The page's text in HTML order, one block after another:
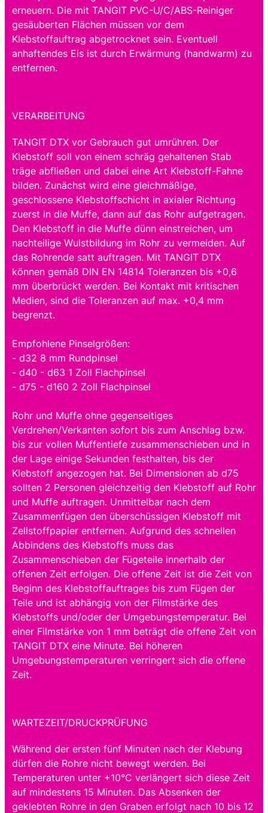
erneuern. Die mit TANGIT PVC-U/C/ABS-Reiniger
gesäuberten Flächen müssen vor dem
Klebstoffauftrag abgetrocknet sein. Eventuell
anhaftendes Eis ist durch Erwärmung (handwarm) zu
entfernen.
VERARBEITUNG
TANGIT DTX vor Gebrauch gut umrühren. Der
Klebstoff soll von einem schräg gehaltenen Stab
träge abfließen und dabei eine Art Klebstoff-Fahne
bilden. Zunächst wird eine gleichmäßige,
geschlossene Klebstoffschicht in axialer Richtung
zuerst in die Muffe, dann auf das Rohr aufgetragen.
Den Klebstoff in die Muffe dünn einstreichen, um
nachteilige Wulstbildung im Rohr zu vermeiden. Auf
das Rohrende satt auftragen. Mit TANGIT DTX
können gemäß DIN EN 14814 Toleranzen bis +0,6
mm überbrückt werden. Bei Kontakt mit kritischen
Medien, sind die Toleranzen auf max. +0,4 mm
begrenzt.
Empfohlene Pinselgrößen:
- d32 8 mm Rundpinsel
- d40 - d63 1 Zoll Flachpinsel
- d75 - d160 2 Zoll Flachpinsel
Rohr und Muffe ohne gegenseitiges
Verdrehen/Verkanten sofort bis zum Anschlag bzw.
bis zur vollen Muffentiefe zusammenschieben und in
der Lage einige Sekunden festhalten, bis der
Klebstoff angezogen hat. Bei Dimensionen ab d75
sollten 2 Personen gleichzeitig den Klebstoff auf Rohr
und Muffe auftragen. Unmittelbar nach dem
Zusammenfügen den überschüssigen Klebstoff mit
Zellstoffpapier entfernen. Aufgrund des schnellen
Abbindens des Klebstoffs muss das
Zusammenschieben der Fügeteile innerhalb der
offenen Zeit erfolgen. Die offene Zeit ist die Zeit von
Beginn des Klebstoffauftrages bis zum Fügen der
Teile und ist abhängig von der Filmstärke des
Klebstoffs und/oder der Umgebungstemperatur. Bei
einer Filmstärke von 1 mm beträgt die offene Zeit von
TANGIT DTX eine Minute. Bei höheren
Umgebungstemperaturen verringert sich die offene
Zeit.
WARTEZEIT/DRUCKPRÜFUNG
Während der ersten fünf Minuten nach der Klebung
dürfen die Rohre nicht bewegt werden. Bei
Temperaturen unter +10°C verlängert sich diese Zeit
auf mindestens 15 Minuten. Das Absenken der
geklebten Rohre in den Graben erfolgt nach 10 bis 12